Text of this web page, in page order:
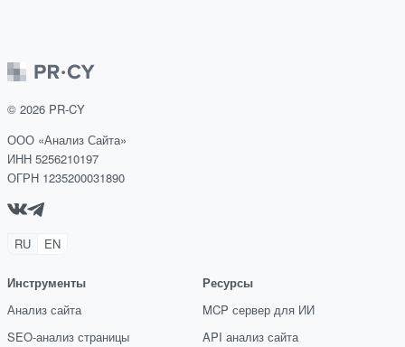
© 2026 PR-CY
ООО «Анализ Сайта»
ИНН 5256210197
ОГРН 1235200031890
RU EN
Инструменты
Анализ сайта
SEO-анализ страницы
Ресурсы
MCP сервер для ИИ
API анализ сайта